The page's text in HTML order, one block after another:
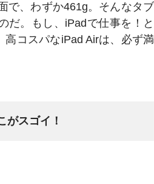
で、わずか461g。そんなタブ
だ。もし、iPadで仕事を！と
コスパなiPad Airは、必ず満
スゴイ！